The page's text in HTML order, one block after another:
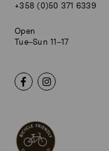
+358 (0)50 371 6339
Open
Tue–Sun 11–17